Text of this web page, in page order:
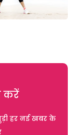
करें
हर नई खबर के